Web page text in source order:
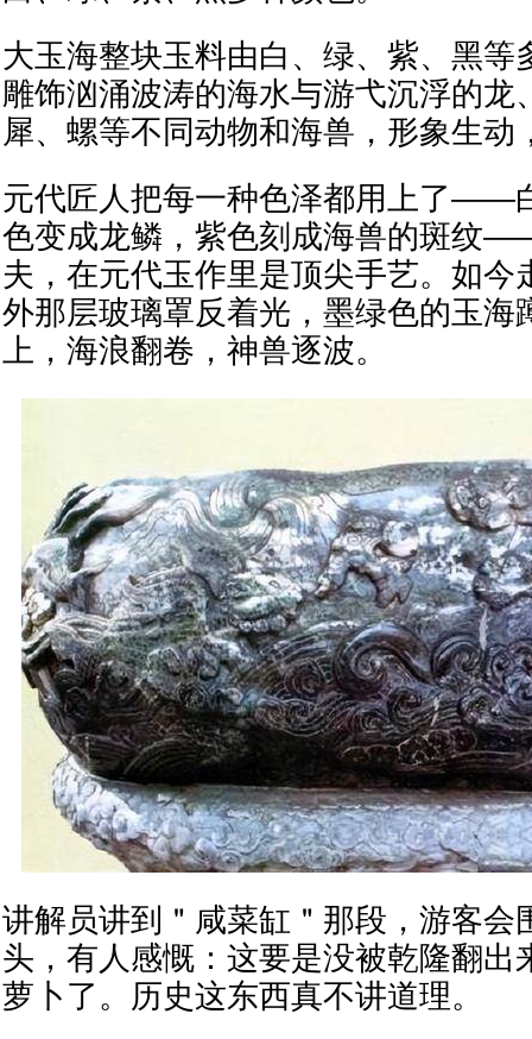
大玉海整块玉料由白、绿、紫、黑等
雕饰汹涌波涛的海水与游弋沉浮的龙
犀、螺等不同动物和海兽，形象生动
元代匠人把每一种色泽都用上了——
色变成龙鳞，紫色刻成海兽的斑纹
夫，在元代玉作里是顶尖手艺。如今
外那层玻璃罩反着光，墨绿色的玉海
上，海浪翻卷，神兽逐波。
讲解员讲到＂咸菜缸＂那段，游客会
头，有人感慨：这要是没被乾隆翻出
萝卜了。历史这东西真不讲道理。